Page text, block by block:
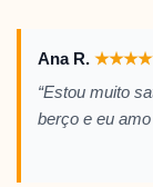
Ana R. ★★★★
“Estou muito
berço e eu